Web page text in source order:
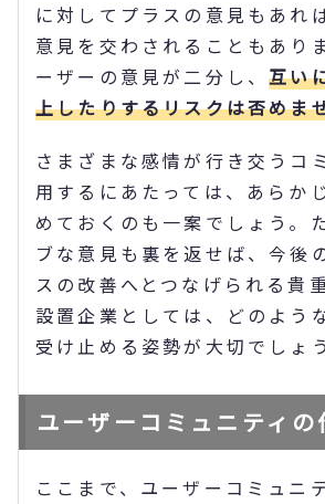
に対してプラスの意見もあれ
意見を交わされることもあり
ーザーの意見が二分し、互い
上したりするリスクは否めま
さまざまな感情が行き交うコ
用するにあたっては、あらか
めておくのも一案でしょう。
ブな意見も裏を返せば、今後
スの改善へとつなげられる貴
設置企業としては、どのよう
受け止める姿勢が大切でしょう
ユーザーコミュニティの
ここまで、ユーザーコミュニ